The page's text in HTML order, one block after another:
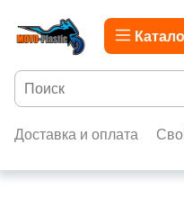
Доставка и оплата